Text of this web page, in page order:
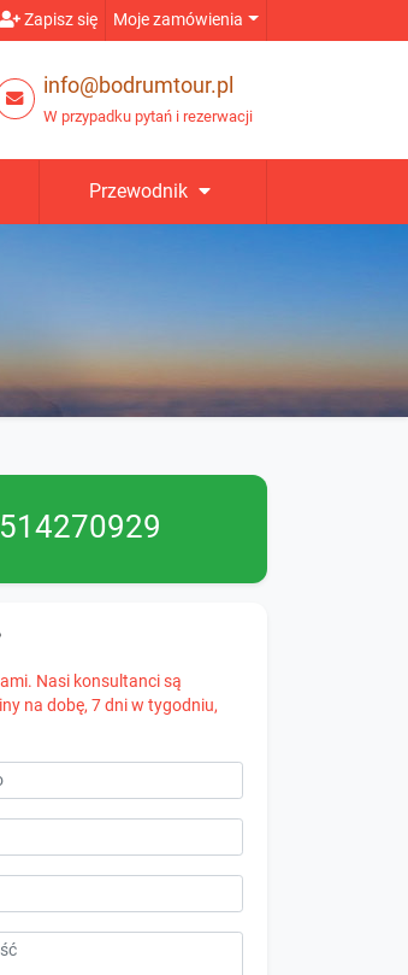
Zapisz się Moje zamówienia
info@bodrumtour.pl
W przypadku pytań i rezerwacji
Przewodnik
Nasi konsultanci są
na dobę, 7 dni w tygodniu,